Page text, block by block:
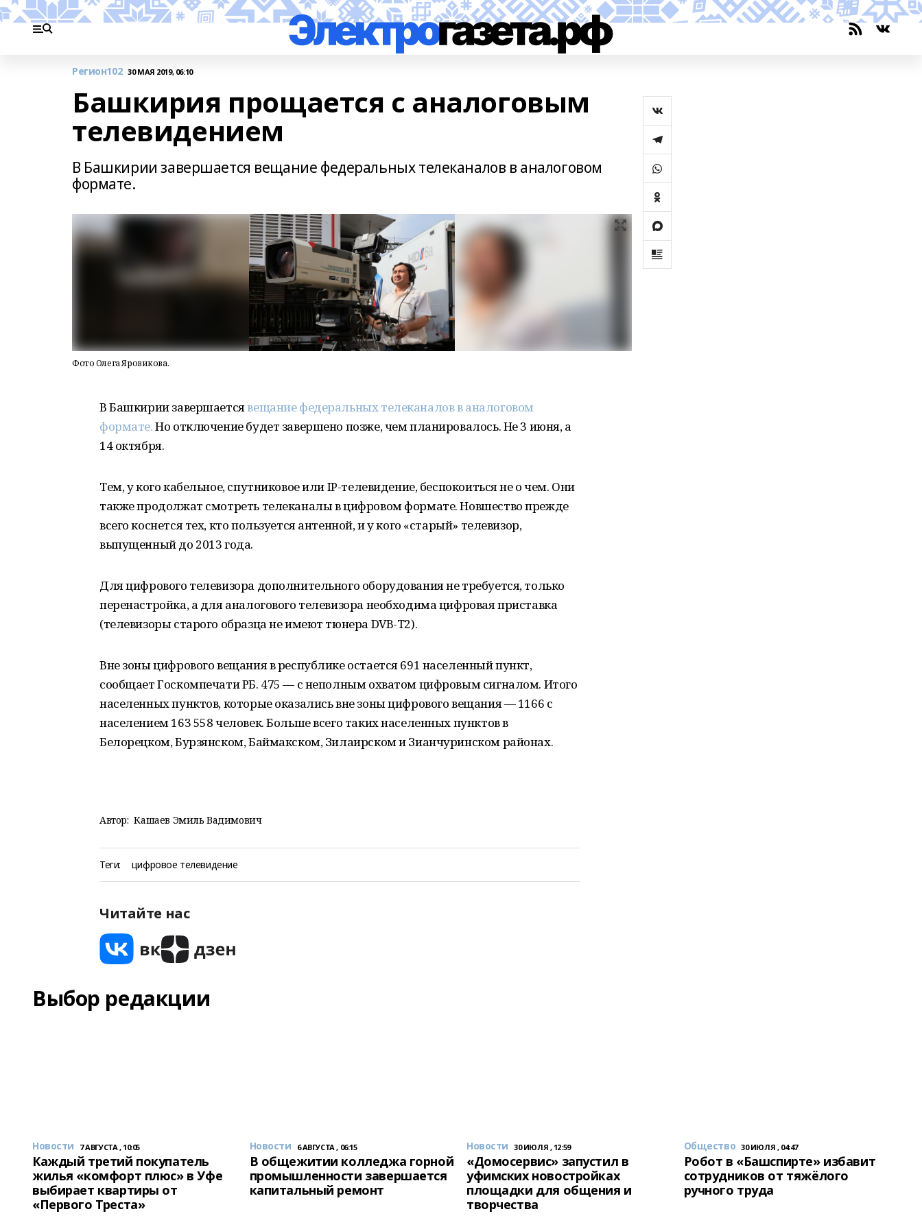
Регион102 30 МАЯ 2019, 06:10
Башкирия прощается с аналоговым
телевидением
В Башкирии завершается вещание федеральных телеканалов в аналоговом
формате.
Фото Олега Яровикова.
В Башкирии завершаетсявещание федеральных телеканалов в аналоговом
формате.Но отключение будет завершено позже, чем планировалось. Не 3 июня, а
14 октября.
Тем, у кого кабельное, спутниковое или IP-телевидение, беспокоиться не о чем. Они
также продолжат смотреть телеканалы в цифровом формате. Новшество прежде
всего коснется тех, кто пользуется антенной, и у кого «старый» телевизор,
выпущенный до 2013 года.
Для цифрового телевизора дополнительного оборудования не требуется, только
перенастройка, а для аналогового телевизора необходима цифровая приставка
(телевизоры старого образца не имеют тюнера DVB-T2).
Вне зоны цифрового вещания в республике остается 691 населенный пункт,
сообщает Госкомпечати РБ. 475 — с неполным охватом цифровым сигналом. Итого
населенных пунктов, которые оказались вне зоны цифрового вещания — 1166 с
населением 163 558 человек. Больше всего таких населенных пунктов в
Белорецком, Бурзянском, Баймакском, Зилаирском и Зианчуринском районах.
Автор: Кашаев Эмиль Вадимович
Теги: цифровое телевидение
Читайте нас
Выбор редакции
Новости 7 АВГУСТА , 10:05
Каждый третий покупатель
жилья «комфорт плюс» в Уфе
выбирает квартиры от
«Первого Треста»
Новости 6 АВГУСТА , 06:15
В общежитии колледжа горной
промышленности завершается
капитальный ремонт
Новости 30 ИЮЛЯ , 12:59
«Домосервис» запустил в
уфимских новостройках
площадки для общения и
творчества
Общество 30 ИЮЛЯ , 04:47
Робот в «Башспирте» избавит
сотрудников от тяжёлого
ручного труда